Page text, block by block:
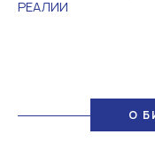
РЕАЛИИ
О